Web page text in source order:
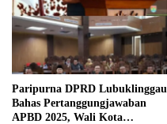
Paripurna DPRD Lubuklinggau
Bahas Pertanggungjawaban
APBD 2025, Wali Kota